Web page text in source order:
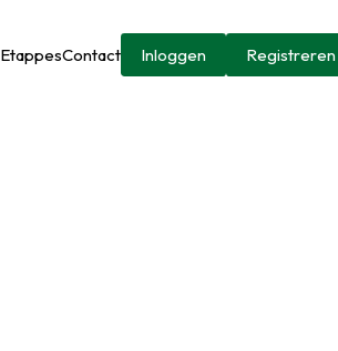
EtappesContact Inloggen Registreren